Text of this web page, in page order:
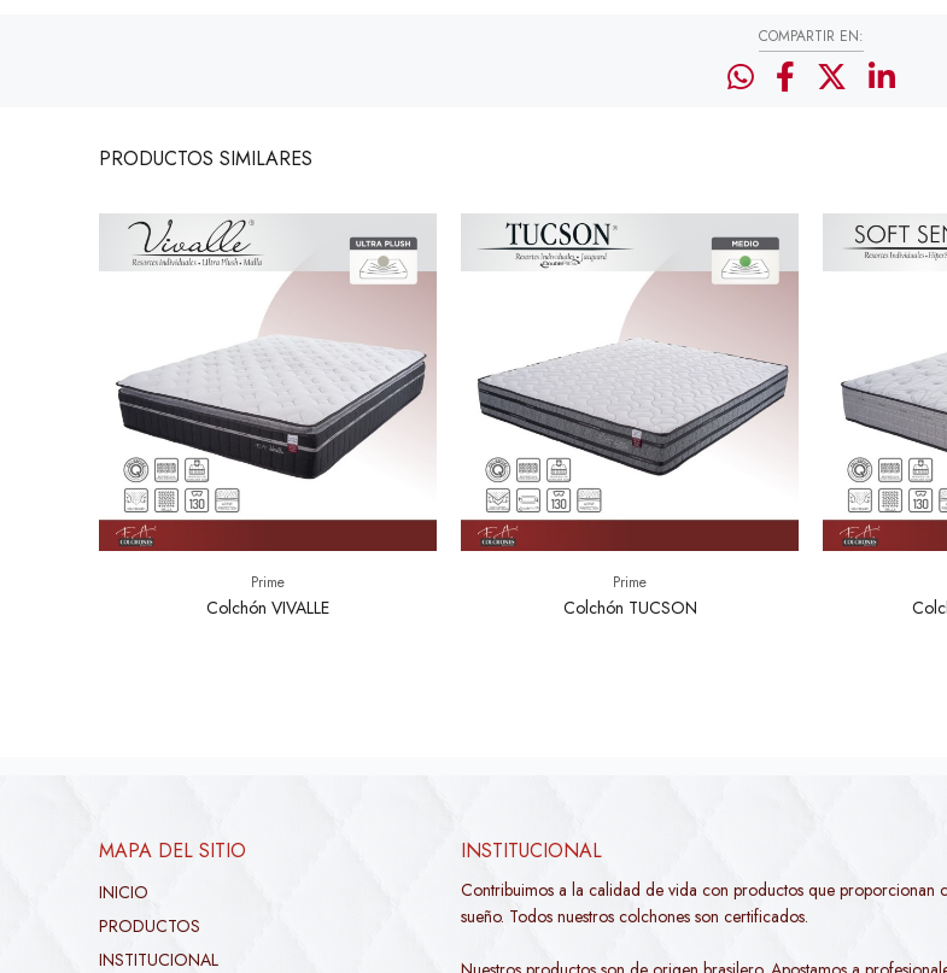
COMPARTIR EN:
PRODUCTOS SIMILARES
Prime
Colchón VIVALLE
Prime
Colchón TUCSON
MAPA DEL SITIO
INICIO
PRODUCTOS
INSTITUCIONAL
INSTITUCIONAL
Contribuimos a la calidad de vida con productos que proporcionan
sueño. Todos nuestros colchones son certificados.